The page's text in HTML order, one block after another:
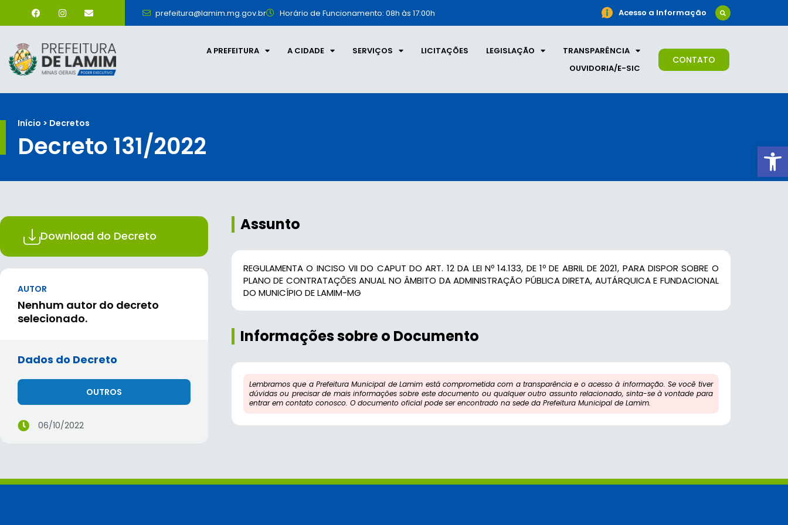
prefeitura@lamim.mg.gov.br Horário de Funcionamento: 08h às 17:00h Acesso a Informação
A PREFEITURA A CIDADE SERVIÇOS LICITAÇÕES LEGISLAÇÃO
TRANSPARÊNCIA
OUVIDORIA/E-SIC
CONTATO
Início > Decretos
Decreto 131/2022
Download do Decreto
AUTOR
Nenhum autor do decreto
selecionado.
Dados do Decreto
OUTROS
06/10/2022
Assunto
REGULAMENTA O INCISO VII DO CAPUT DO ART. 12 DA LEI Nº 14.133, DE 1º DE ABRIL DE 2021, PARA DISPOR SOBRE O
PLANO DE CONTRATAÇÕES ANUAL NO ÂMBITO DA ADMINISTRAÇÃO PÚBLICA DIRETA, AUTÁRQUICA E FUNDACIONAL
DO MUNICÍPIO DE LAMIM-MG
Informações sobre o Documento
Lembramos que a Prefeitura Municipal de Lamim está comprometida com a transparência e o acesso à informação. Se você tiver
dúvidas ou precisar de mais informações sobre este documento ou qualquer outro assunto relacionado, sinta-se à vontade para
entrar em contato conosco. O documento oficial pode ser encontrado na sede da Prefeitura Municipal de Lamim.